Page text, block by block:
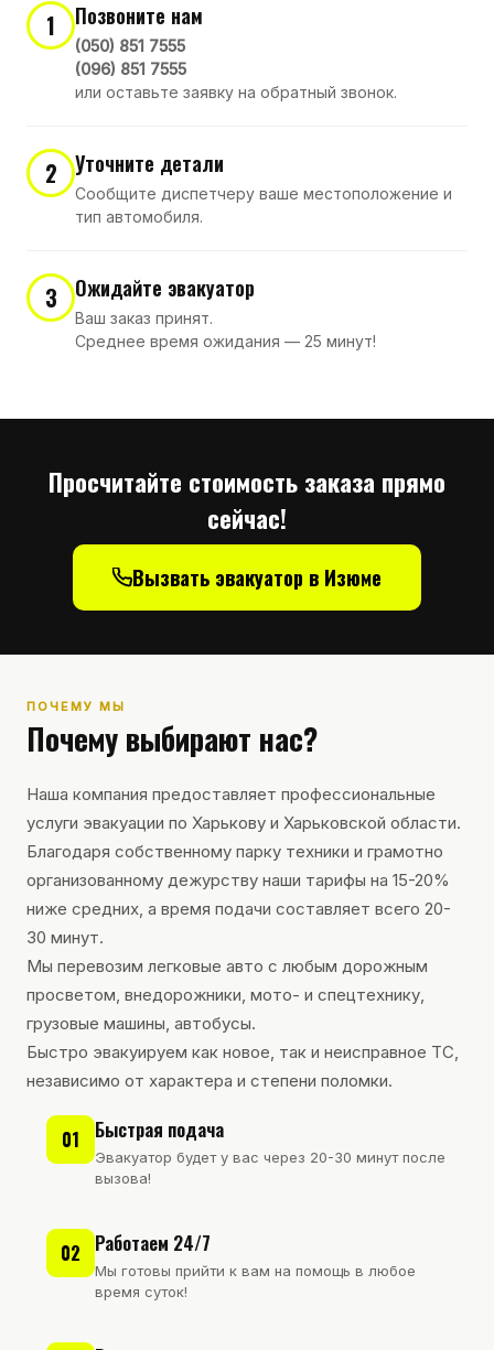
1 Позвоните нам
(050) 851 7555
(096) 851 7555
или оставьте заявку на обратный звонок.
2 Уточните детали
Сообщите диспетчеру ваше местоположение и
тип автомобиля.
3 Ожидайте эвакуатор
Ваш заказ принят.
Среднее время ожидания — 25 минут!
Просчитайте стоимость заказа прямо
сейчас!
Вызвать эвакуатор в Изюме
ПОЧЕМУ МЫ
Почему выбирают нас?
Наша компания предоставляет профессиональные
услуги эвакуации по Харькову и Харьковской области.
Благодаря собственному парку техники и грамотно
организованному дежурству наши тарифы на 15-20%
ниже средних, а время подачи составляет всего 20-
30 минут.
Мы перевозим легковые авто с любым дорожным
просветом, внедорожники, мото- и спецтехнику,
грузовые машины, автобусы.
Быстро эвакуируем как новое, так и неисправное ТС,
независимо от характера и степени поломки.
01 Быстрая подача
Эвакуатор будет у вас через 20-30 минут после
вызова!
02 Работаем 24/7
Мы готовы прийти к вам на помощь в любое
время суток!